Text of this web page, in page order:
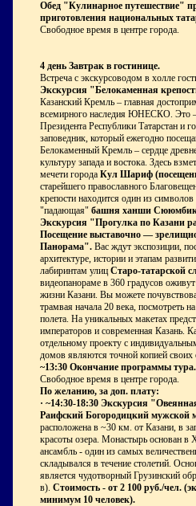
Обед "Кулинарное путешествие"
приготовления национальных
Свободное время в центре города.
4 день Завтрак в гостинице.
Встреча с экскурсоводом в холле
Экскурсия "Белокаменная
Казанский Кремль – главная
всемирного наследия ЮНЕСКО. Это
Президента Республики Татарстан и
заповедник, который ежегодно
Белокаменный Кремль – сердце
культуру запада и востока. Здесь
мечети города Кул Шариф
старейшего православного
крепости находится один из
"падающая" башня ханши
Экскурсия "Прогулка по Казани
Посещение выставочно —
Панорама". Вас ждут экспозиции,
архитектуре, истории и этапам
лабиринтам улиц Старо-татарской
видеопанораме в 360 градусов
жизни Казани. Вы можете
трамвая начала 20 века, посмотреть
полета. На уникальных макетах
императоров и современная Казань.
отдельному проекту с
домов являются точной копией своих
~13:30 Окончание программы
Свободное время в центре города.
По желанию, за доп. плату:
· ~14:30-18:30 Экскурсия
Раифский Богородицкий мужской
расположена в ~30 км. от Казани, в
красоты озера. Монастырь основан в
ансамбль - один из самых
складывался в течение столетий.
является чудотворный Грузинский
в). Стоимость - от 2 100 руб./чел.
минимум 10 человек).